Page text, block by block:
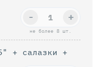
не более 8 шт.
+
-
+ салазки +